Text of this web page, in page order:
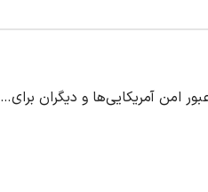
امن آمریکایی‌ها و دیگران برای…